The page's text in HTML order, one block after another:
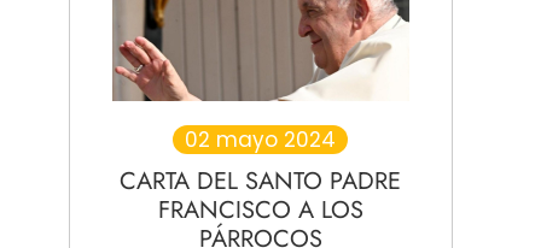
02 mayo 2024
CARTA DEL SANTO PADRE
FRANCISCO A LOS
PÁRROCOS